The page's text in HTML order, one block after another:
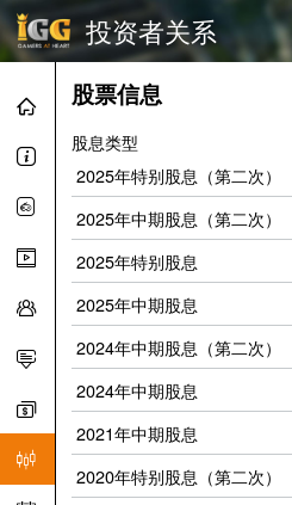
投资者关系
股票信息
股息类型
2025年特别股息（第二次）
2025年中期股息（第二次）
2025年特别股息
2025年中期股息
2024年中期股息（第二次）
2024年中期股息
2021年中期股息
2020年特别股息（第二次）